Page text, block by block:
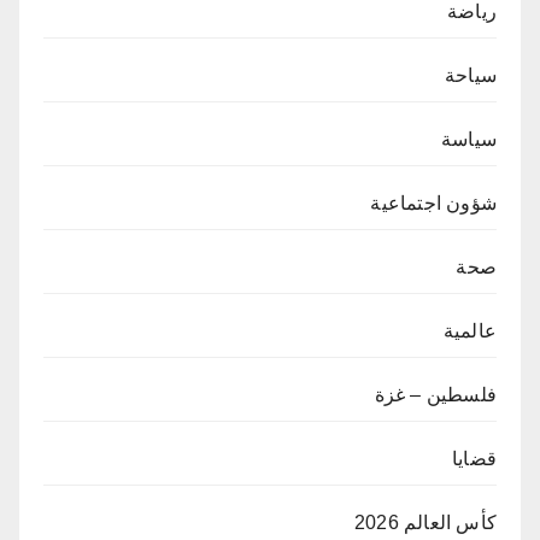
رياضة
سياحة
سياسة
شؤون اجتماعية
صحة
عالمية
فلسطين – غزة
قضايا
كأس العالم 2026